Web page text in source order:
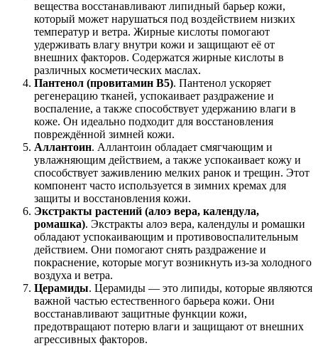
вещества восстанавливают липидный барьер кожи,
который может нарушаться под воздействием низких
температур и ветра. Жирные кислоты помогают
удерживать влагу внутри кожи и защищают её от
внешних факторов. Содержатся жирные кислоты в
различных косметических маслах.
Пантенол (провитамин B5). Пантенол ускоряет
регенерацию тканей, успокаивает раздражение и
воспаление, а также способствует удержанию влаги в
коже. Он идеально подходит для восстановления
повреждённой зимней кожи.
Аллантоин. Аллантоин обладает смягчающим и
увлажняющим действием, а также успокаивает кожу и
способствует заживлению мелких ранок и трещин. Этот
компонент часто используется в зимних кремах для
защиты и восстановления кожи.
Экстракты растений (алоэ вера, календула,
ромашка). Экстракты алоэ вера, календулы и ромашки
обладают успокаивающим и противовоспалительным
действием. Они помогают снять раздражение и
покраснение, которые могут возникнуть из-за холодного
воздуха и ветра.
Церамиды. Церамиды — это липиды, которые являются
важной частью естественного барьера кожи. Они
восстанавливают защитные функции кожи,
предотвращают потерю влаги и защищают от внешних
агрессивных факторов.